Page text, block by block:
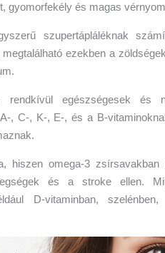
gyomorfekély és magas
szupertápláléknak
ezekben a
egészségesek és
, C-, K-, E-, és a B-
hiszen omega-3 zsírsavakban
és a stroke ellen.
D-vitaminban,